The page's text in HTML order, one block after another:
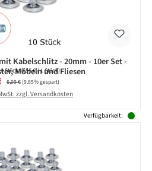
Kabelschlitz - 20mm - 10er Set -
Möbeln und Fliesen
Stück(0,55 € / 1 Stück)
Regulärer Preis:
6,09 €(9.85% gespart)
zzgl. Versandkosten
Verfügbarkeit: